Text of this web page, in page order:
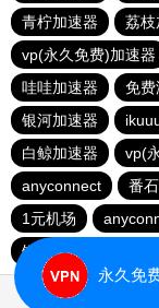
青柠加速器
荔枝
vp(永久免费)加速器
哇哇加速器
免费
银河加速器
白鲸加速器
vp(
anyconnect
番
1元机场
银河加速器
永久免